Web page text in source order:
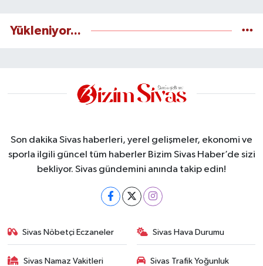
Yükleniyor...
Son dakika Sivas haberleri, yerel gelişmeler, ekonomi ve
sporla ilgili güncel tüm haberler Bizim Sivas Haber’de sizi
bekliyor. Sivas gündemini anında takip edin!
Sivas Nöbetçi Eczaneler Sivas Hava Durumu
Sivas Namaz Vakitleri
Sivas Trafik Yoğunluk